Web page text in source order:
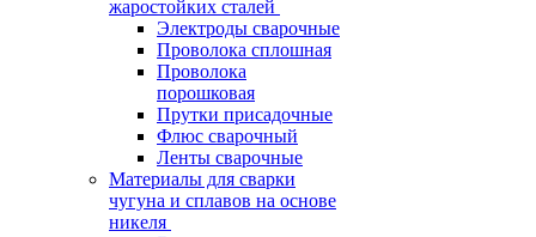
жаростойких сталей
Электроды сварочные
Проволока сплошная
Проволока
порошковая
Прутки присадочные
Флюс сварочный
Ленты сварочные
Материалы для сварки
чугуна и сплавов на основе
никеля